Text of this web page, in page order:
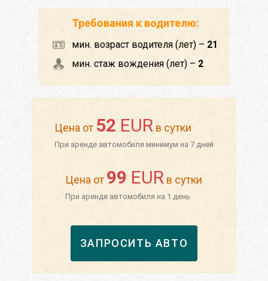
Требования к водителю:
мин. возраст водителя (лет) – 21
мин. стаж вождения (лет) – 2
Цена от 52 EURв сутки
При аренде автомобиля минимум на 7 дней
Цена от 99 EUR в сутки
При аренде автомобиля на 1 день
ЗАПРОСИТЬ АВТО